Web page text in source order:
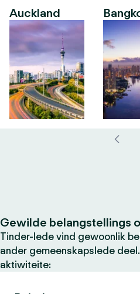
Auckland
Gewilde belangstellings
Tinder-lede vind gewoonlik
ander gemeenskapslede
aktiwiteite: